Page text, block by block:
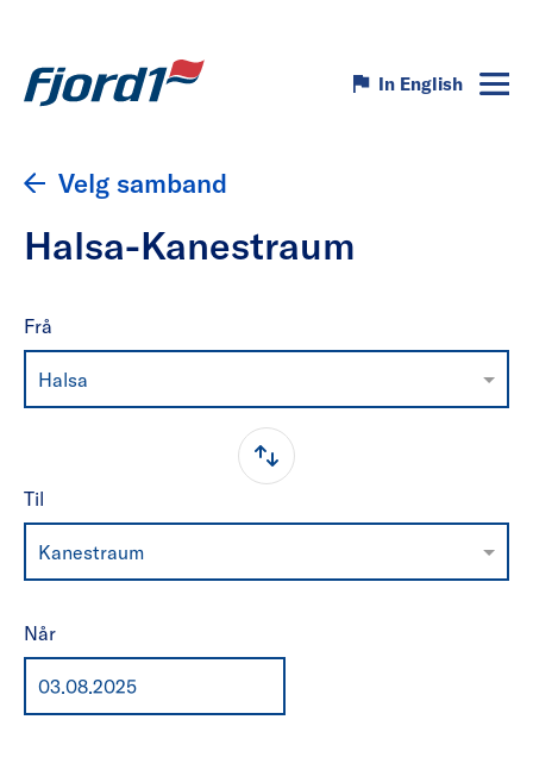
In English
Velg samband
Halsa-Kanestraum
Frå
Halsa
Til
Kanestraum
Når